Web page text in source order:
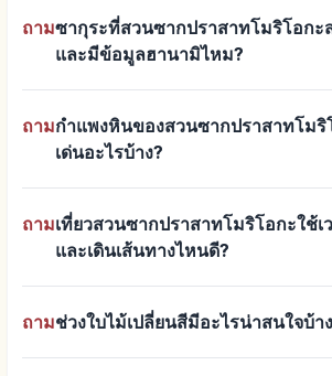
ถามซากุระที่สวนซากปราสาทโมริโอกะ
และมีข้อมูลฮานามิไหม?
ถามกำแพงหินของสวนซากปราสาทโมริ
เด่นอะไรบ้าง?
ถามเที่ยวสวนซากปราสาทโมริโอกะใช้เ
และเดินเส้นทางไหนดี?
ถามช่วงใบไม้เปลี่ยนสีมีอะไรน่าสนใจบ้า